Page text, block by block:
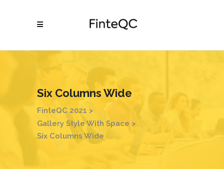
Six Columns Wide
FinteQC 2021 >
Gallery Style With Space >
Six Columns Wide